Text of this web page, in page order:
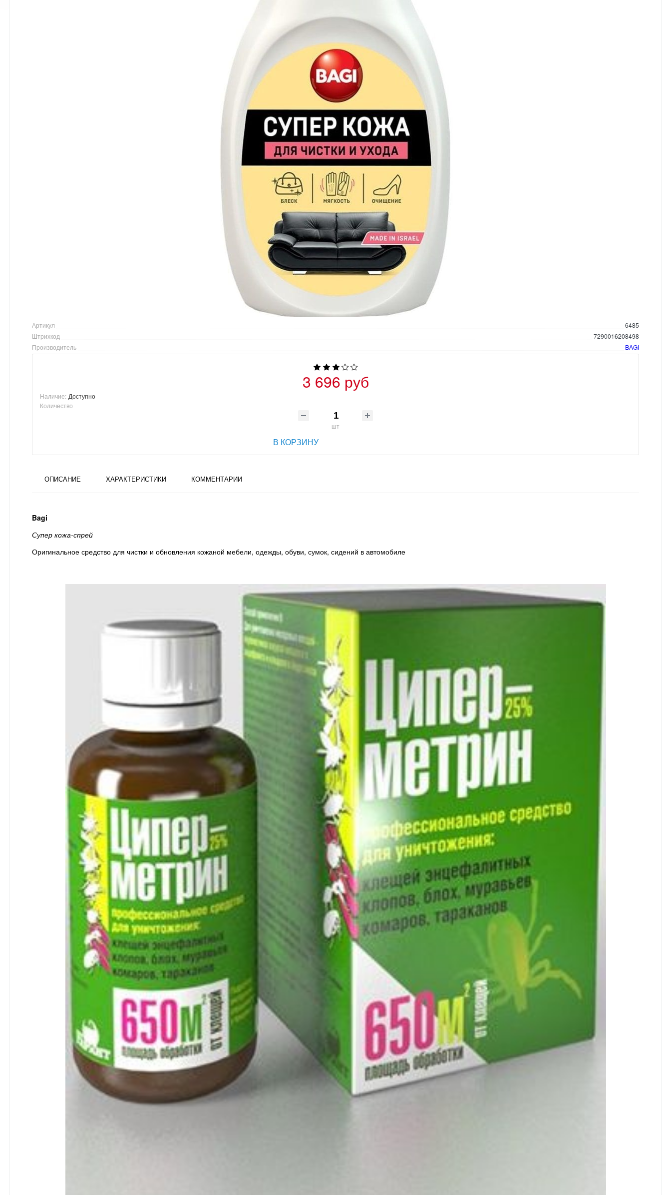
Артикул
6485
Штрихкод
7290016208498
Производитель
BAGI
3 696 руб
Наличие: Доступно
Количество
шт
В КОРЗИНУ
ОПИСАНИЕ ХАРАКТЕРИСТИКИ КОММЕНТАРИИ
Bagi
Супер кожа-спрей
Оригинальное средство для чистки и обновления кожаной мебели, одежды, обуви, сумок, сидений в автомобиле